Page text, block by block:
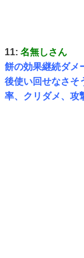
11: 名無しさん
餅の効果継続ダメ
後使い回せなさそ
率、クリダメ、